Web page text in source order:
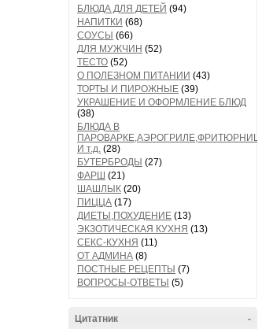
БЛЮДА ДЛЯ ДЕТЕЙ (94)
НАПИТКИ (68)
СОУСЫ (66)
ДЛЯ МУЖЧИН (52)
ТЕСТО (52)
О ПОЛЕЗНОМ ПИТАНИИ (43)
ТОРТЫ И ПИРОЖНЫЕ (39)
УКРАШЕНИЕ И ОФОРМЛЕНИЕ БЛЮД
(38)
БЛЮДА В
ПАРОВАРКЕ,АЭРОГРИЛЕ,ФРИТЮРНИЦЕ
И т.д. (28)
БУТЕРБРОДЫ (27)
ФАРШ (21)
ШАШЛЫК (20)
ПИЦЦА (17)
ДИЕТЫ,ПОХУДЕНИЕ (13)
ЭКЗОТИЧЕСКАЯ КУХНЯ (13)
СЕКС-КУХНЯ (11)
ОТ АДМИНА (8)
ПОСТНЫЕ РЕЦЕПТЫ (7)
ВОПРОСЫ-ОТВЕТЫ (5)
-
Цитатник